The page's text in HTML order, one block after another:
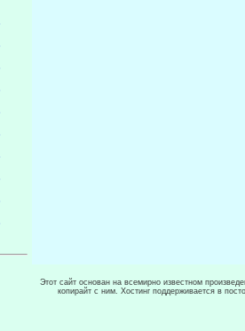
Этот сайт основан на всемирно известном
копирайт с ним. Хостинг поддерживается в